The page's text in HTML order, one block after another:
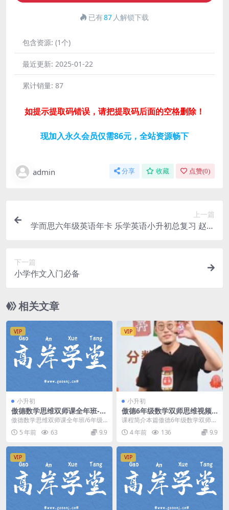
已有87 人解锁下载
包含资源: (1个)
最近更新: 2025-01-22
累计销量: 87
如提示提取码错误，请把提取码后面的空格删除！
现加入永久会员仅需86元，全站资源畅下
admin 分享 收藏 点赞(0)
上一篇
学而思六年级英语年卡 乐学英语小升初总复习 赵紫
下一篇
小学作文入门必备
相关文章
VIP
小升初
​傲德数学思维双师课全年班-6
年级（25.42G高清视频百度
云）
傲德数学思维双师课全年班/6年级/
├──01.暑假| ├──01 傲德六年级
暑 ...5 年前 63 9.9
VIP
小升初
傲德6年级数学双师思维视频
课全集(含小升初 无讲义)百度
网盘下载
课程简介本篇傲德6年级数学双师思
维视频课全集，由知名数学网课老
师 傲德 讲课，6...
4 年前 136 9.9
VIP VIP